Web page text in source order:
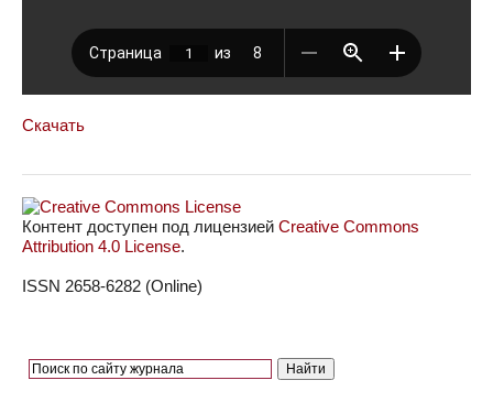
Скачать
Контент доступен под лицензией Creative Commons
Attribution 4.0 License.
ISSN 2658-6282 (Online)